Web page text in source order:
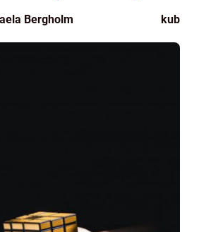
Bergholm kub